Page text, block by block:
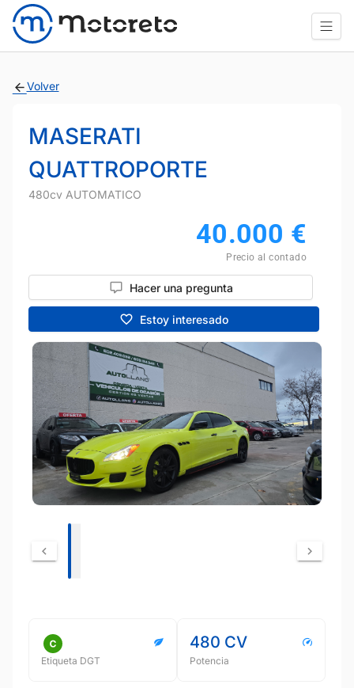
Volver
MASERATI
QUATTROPORTE
480cv AUTOMATICO
40.000 €
Precio al contado
Hacer una pregunta
Estoy interesado
Etiqueta DGT
480 CV
Potencia